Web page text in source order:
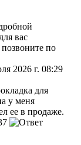
вас
позвоните по
2026 г. 08:29
для
у меня
ее в продаже.